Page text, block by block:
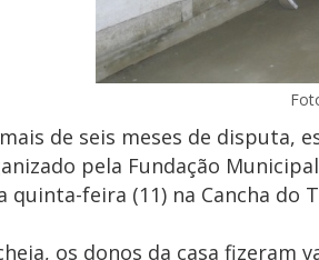
de seis meses de disputa,
pela Fundação
quinta-feira (11) na Cancha do
os donos da casa